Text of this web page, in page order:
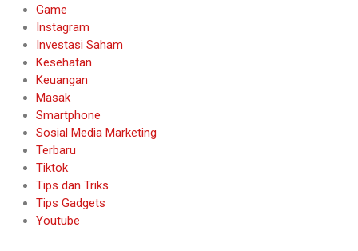
Game
Instagram
Investasi Saham
Kesehatan
Keuangan
Masak
Smartphone
Sosial Media Marketing
Terbaru
Tiktok
Tips dan Triks
Tips Gadgets
Youtube